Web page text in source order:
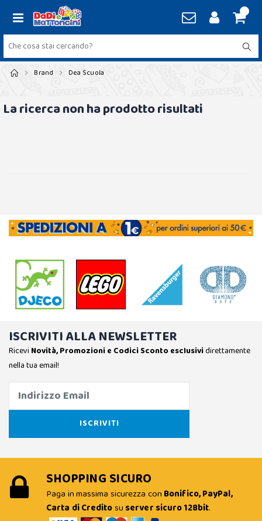
Brand Dea Scuola
La ricerca non ha prodotto risultati
ISCRIVITI ALLA NEWSLETTER
Ricevi Novità, Promozioni e Codici Sconto esclusividirettamente
nella tua email!
SHOPPING SICURO
Paga in massima sicurezza con Bonifico, PayPal,
Carta di Creditosu server sicuro 128bit.